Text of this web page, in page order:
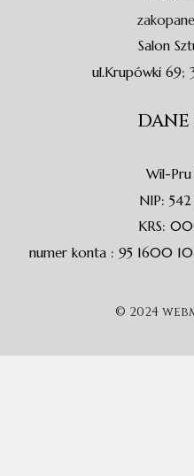
f
Salon
ul.Krupówki
DANE
Wil-Pru
NIP:
KRS:
numer konta : 95 1600
© 2024